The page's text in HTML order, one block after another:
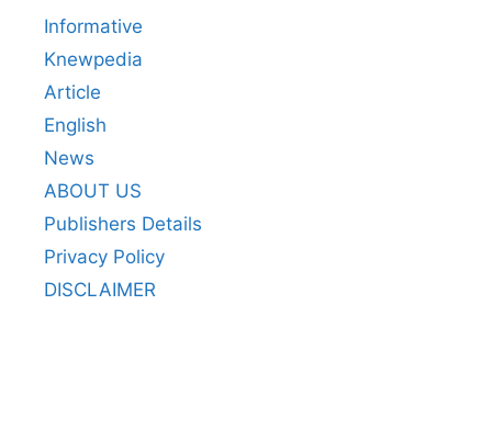
Informative
Knewpedia
Article
English
News
ABOUT US
Publishers Details
Privacy Policy
DISCLAIMER